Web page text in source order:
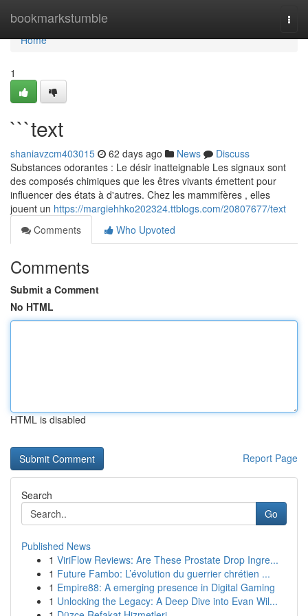
bookmarkstumble
Home
Home
1
```text
shaniavzcm403015 62 days ago News
Discuss
Substances odorantes : Le désir inatteignable Les signaux sont
des composés chimiques que les êtres vivants émettent pour
influencer des états à d'autres. Chez les mammifères , elles
jouent un https://margiehhko202324.ttblogs.com/20807677/text
Comments
Who Upvoted
Comments
Submit a Comment
No HTML
HTML is disabled
Report Page
Search
Go
Published News
1 ViriFlow Reviews: Are These Prostate Drop Ingre...
1 Future Fambo: L’évolution du guerrier chrétien ...
1 Empire88: A emerging presence in Digital Gaming
1 Unlocking the Legacy: A Deep Dive into Evan Wil...